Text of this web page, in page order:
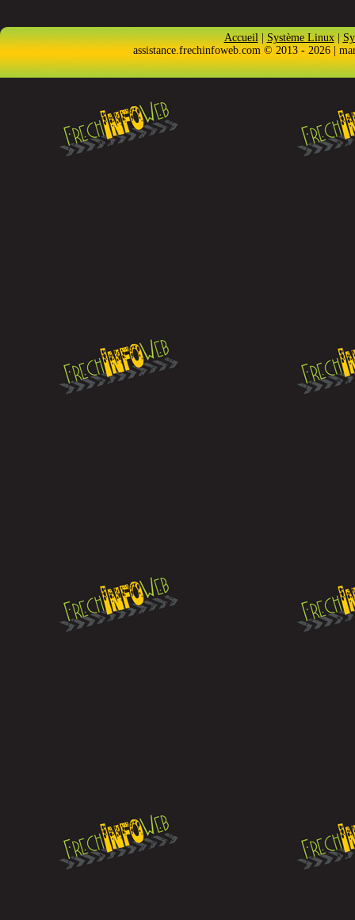
Accueil|Système Linux|
assistance.frechinfoweb.com © 2013 - 2026 |